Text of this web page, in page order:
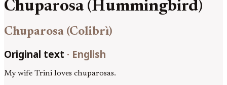
Chuparosa (Hummingbird)
Chuparosa (Colibrì)
Original text · English
My wife Trini loves chuparosas.